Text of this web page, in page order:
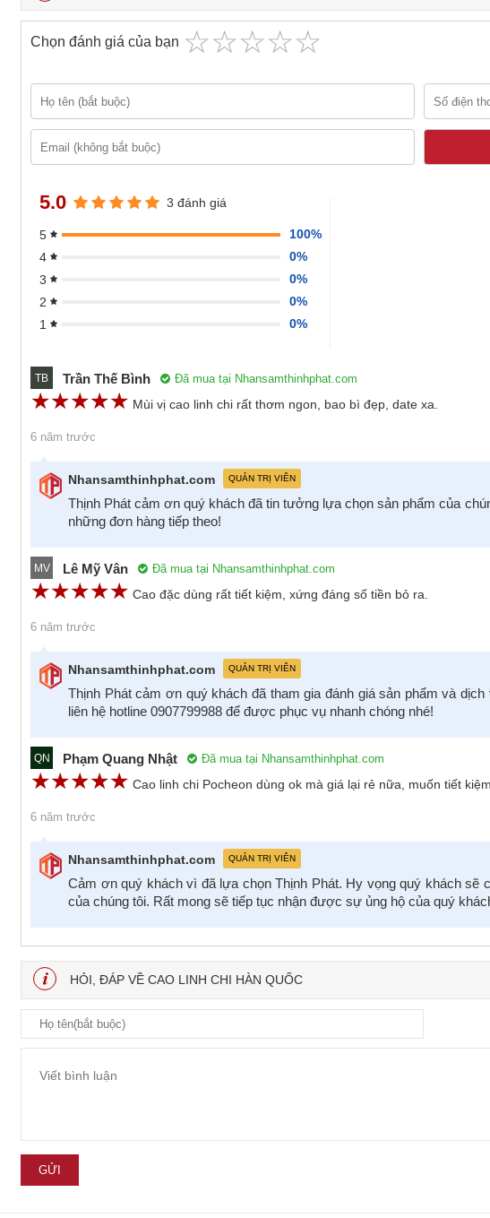
✪ Cũng như nhân sâm thì Cao linh chi đỏ Hàn Quốc cũng là một
nhiều bệnh, có tác dụng tích cực đối với sức khỏe con người. Nhưng
công dụng gì, có thể chữa những bệnh gì thì chắc chưa bao nhiêu
2. Tác dụng và công dụng của Cao linh chi
Chọn đánh giá của bạn ☆☆☆☆☆
★★★★★
5.0 3 đánh giá
5
100%
4
0%
3
0%
2
0%
1
0%
TB Trần Thế Bình Đã mua tại Nhansamthinhphat.com
☆☆☆☆☆
★★★★★ Mùi vị cao linh chi rất thơm ngon, bao bì đẹp, date xa.
6 năm trước
Nhansamthinhphat.com QUẢN TRỊ VIÊN
Thịnh Phát cảm ơn quý khách đã tin tưởng lựa chọn sản phẩm của
những đơn hàng tiếp theo!
MV Lê Mỹ Vân Đã mua tại Nhansamthinhphat.com
☆☆☆☆☆
★★★★★ Cao đặc dùng rất tiết kiệm, xứng đáng số tiền bỏ ra.
6 năm trước
Nhansamthinhphat.com QUẢN TRỊ VIÊN
Thịnh Phát cảm ơn quý khách đã tham gia đánh giá sản phẩm và
liên hệ hotline 0907799988 để được phục vụ nhanh chóng nhé!
QN Phạm Quang Nhật Đã mua tại Nhansamthinhphat.com
☆☆☆☆☆
★★★★★ Cao linh chi Pocheon dùng ok mà giá lại rẻ nữa, muốn tiết
6 năm trước
Nhansamthinhphat.com QUẢN TRỊ VIÊN
Cảm ơn quý khách vì đã lựa chọn Thịnh Phát. Hy vọng quý khách sẽ
của chúng tôi. Rất mong sẽ tiếp tục nhận được sự ủng hộ của quý
HỎI, ĐÁP VỀ CAO LINH CHI HÀN QUỐC